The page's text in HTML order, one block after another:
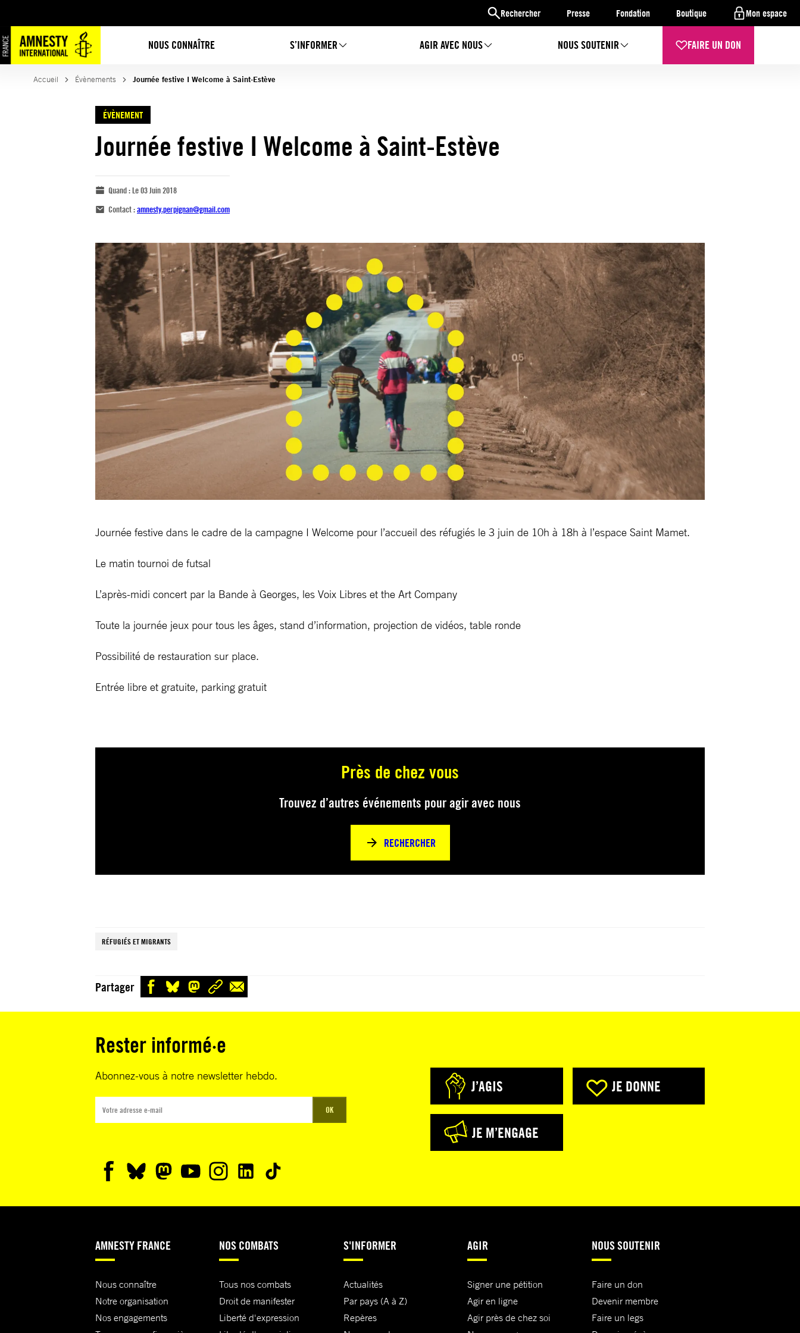
Rechercher Presse Fondation Boutique Mon espace
NOUS CONNAÎTRE S’INFORMER AGIR AVEC NOUS NOUS SOUTENIR FAIRE UN DON
Accueil Évènements Journée festive I Welcome à Saint-Estève
ÉVÈNEMENT
Journée festive I Welcome à Saint-Estève
Quand :Le 03 Juin 2018
Contact :amnesty.perpignan@gmail.com
Journée festive dans le cadre de la campagne I Welcome pour l’accueil des réfugiés le 3 juin de 10h à 18h à l’espace Saint Mamet.
Le matin tournoi de futsal
L’après-midi concert par la Bande à Georges, les Voix Libres et the Art Company
Toute la journée jeux pour tous les âges, stand d’information, projection de vidéos, table ronde
Possibilité de restauration sur place.
Entrée libre et gratuite, parking gratuit
Près de chez vous
Trouvez d’autres événements pour agir avec nous
RECHERCHER
RÉFUGIÉS ET MIGRANTS
Partager
Rester informé·e
Abonnez-vous à notre newsletter hebdo.
OK
J’AGIS JE DONNE
JE M’ENGAGE
AMNESTY FRANCE
Nous connaître
Notre organisation
Nos engagements
NOS COMBATS
Tous nos combats
Droit de manifester
Liberté d'expression
S'INFORMER
Actualités
Par pays (A à Z)
Repères
AGIR
Signer une pétition
Agir en ligne
Agir près de chez soi
NOUS SOUTENIR
Faire un don
Devenir membre
Faire un legs